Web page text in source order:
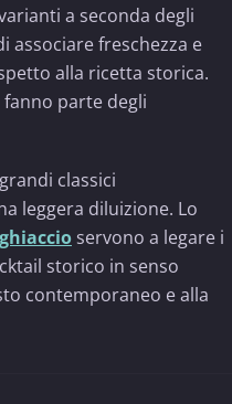
a seconda degli
associare freschezza e
alla ricetta storica.
parte degli
classici
leggera diluizione. Lo
servono a legare i
storico in senso
contemporaneo e alla